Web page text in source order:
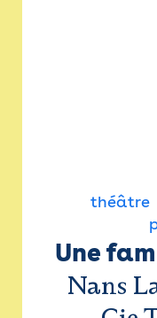
théâtre
Une
Nans